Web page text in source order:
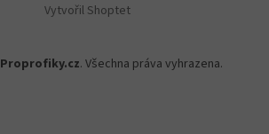
Vytvořil Shoptet
Proprofiky.cz. Všechna práva vyhrazena.